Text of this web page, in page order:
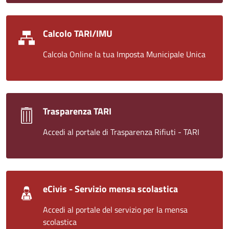
Calcolo TARI/IMU
Calcola Online la tua Imposta Municipale Unica
Trasparenza TARI
Accedi al portale di Trasparenza Rifiuti - TARI
eCivis - Servizio mensa scolastica
Accedi al portale del servizio per la mensa
scolastica